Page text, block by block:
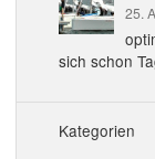
25.
sich schon
Kategorien